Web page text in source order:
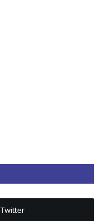
Twitter